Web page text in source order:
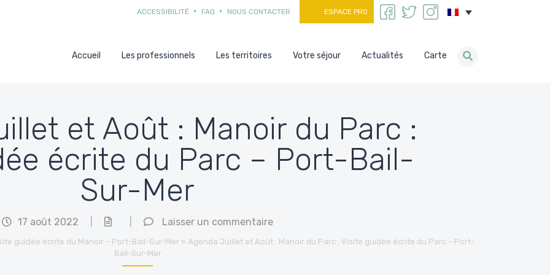
ACCESSIBILITÉ FAQ NOUS CONTACTER ESPACE PRO
Accueil Les professionnels Les territoires Votre séjour Actualités Carte
et Août : Manoir du Parc :
écrite du Parc – Port-Bail-
Sur-Mer
17 août 2022 Laisser un commentaire
guidée écrite du Manoir – Port-Bail-Sur-Mer» Agenda Juillet et Août : Manoir du Parc : Visite guidée écrite du Parc – Port-
Bail-Sur-Mer